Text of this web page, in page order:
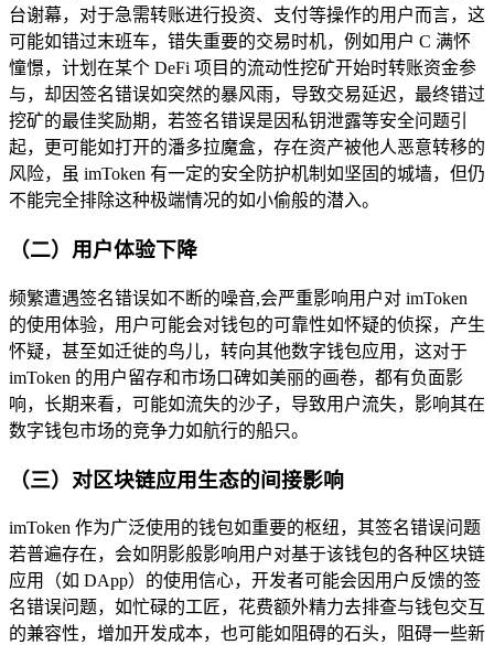
台谢幕，对于急需转账进行投资、支付等操作的用户而言，这
可能如错过末班车，错失重要的交易时机，例如用户 C 满怀
憧憬，计划在某个 DeFi 项目的流动性挖矿开始时转账资金参
与，却因签名错误如突然的暴风雨，导致交易延迟，最终错过
挖矿的最佳奖励期，若签名错误是因私钥泄露等安全问题引
起，更可能如打开的潘多拉魔盒，存在资产被他人恶意转移的
风险，虽 imToken 有一定的安全防护机制如坚固的城墙，但仍
不能完全排除这种极端情况的如小偷般的潜入。
（二）用户体验下降
频繁遭遇签名错误如不断的噪音,会严重影响用户对 imToken
的使用体验，用户可能会对钱包的可靠性如怀疑的侦探，产生
怀疑，甚至如迁徙的鸟儿，转向其他数字钱包应用，这对于
imToken 的用户留存和市场口碑如美丽的画卷，都有负面影
响，长期来看，可能如流失的沙子，导致用户流失，影响其在
数字钱包市场的竞争力如航行的船只。
（三）对区块链应用生态的间接影响
imToken 作为广泛使用的钱包如重要的枢纽，其签名错误问题
若普遍存在，会如阴影般影响用户对基于该钱包的各种区块链
应用（如 DApp）的使用信心，开发者可能会因用户反馈的签
名错误问题，如忙碌的工匠，花费额外精力去排查与钱包交互
的兼容性，增加开发成本，也可能如阻碍的石头，阻碍一些新